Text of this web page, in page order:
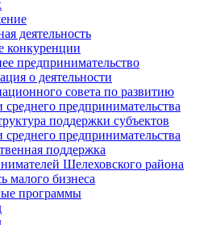
деятельность
конкуренции
предпринимательство
о деятельности
совета по развитию
среднего предпринимательства
поддержки субъектов
среднего предпринимательства
поддержка
Шелеховского района
малого бизнеса
программы